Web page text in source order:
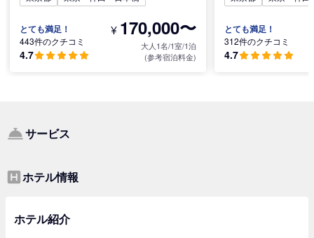
とても満足！
443件のクチコミ
4.7
¥ 170,000〜
大人1名/1室/1泊
(参考宿泊料金)
とても満足！
312件のクチコミ
4.7
サービス
ホテル情報
ホテル紹介